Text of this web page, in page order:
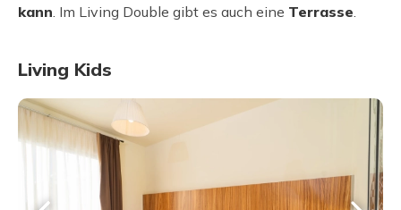
kann . Im Living Double gibt es auch eine Terrasse
Living Kids